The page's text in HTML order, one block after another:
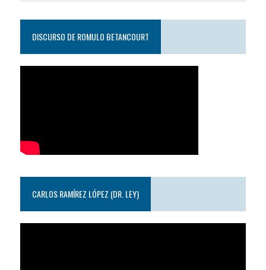
DISCURSO DE ROMULO BETANCOURT
CARLOS RAMÍREZ LÓPEZ (DR. LEY)